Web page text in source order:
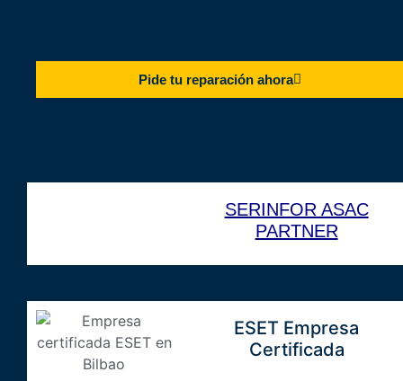
Pide tu reparación ahora
SERINFOR ASAC
PARTNER
ESET Empresa
Certificada